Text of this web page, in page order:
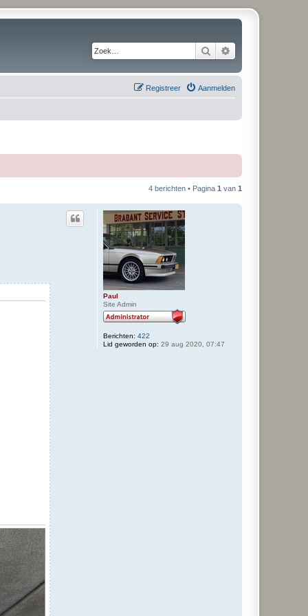
Zoek
Aanmelden
Registreer
4 berichten • Pagina 1 van 1
Paul
Site Admin
Berichten: 422
Lid geworden op: 29 aug 2020, 07:47